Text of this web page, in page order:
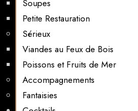
Soupes
Petite Restauration
Sérieux
Viandes au Feux de Bois
Poissons et Fruits de Mer
Accompagnements
Fantaisies